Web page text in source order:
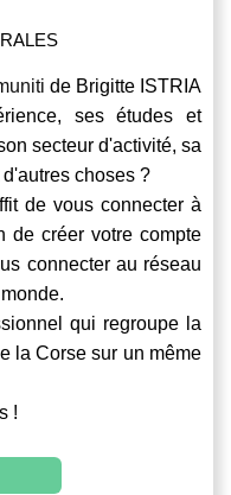
de Brigitte ISTRIA
ses études et
secteur d'activité, sa
choses ?
de vous connecter à
de créer votre compte
connecter au réseau
qui regroupe la
la Corse sur un même
!